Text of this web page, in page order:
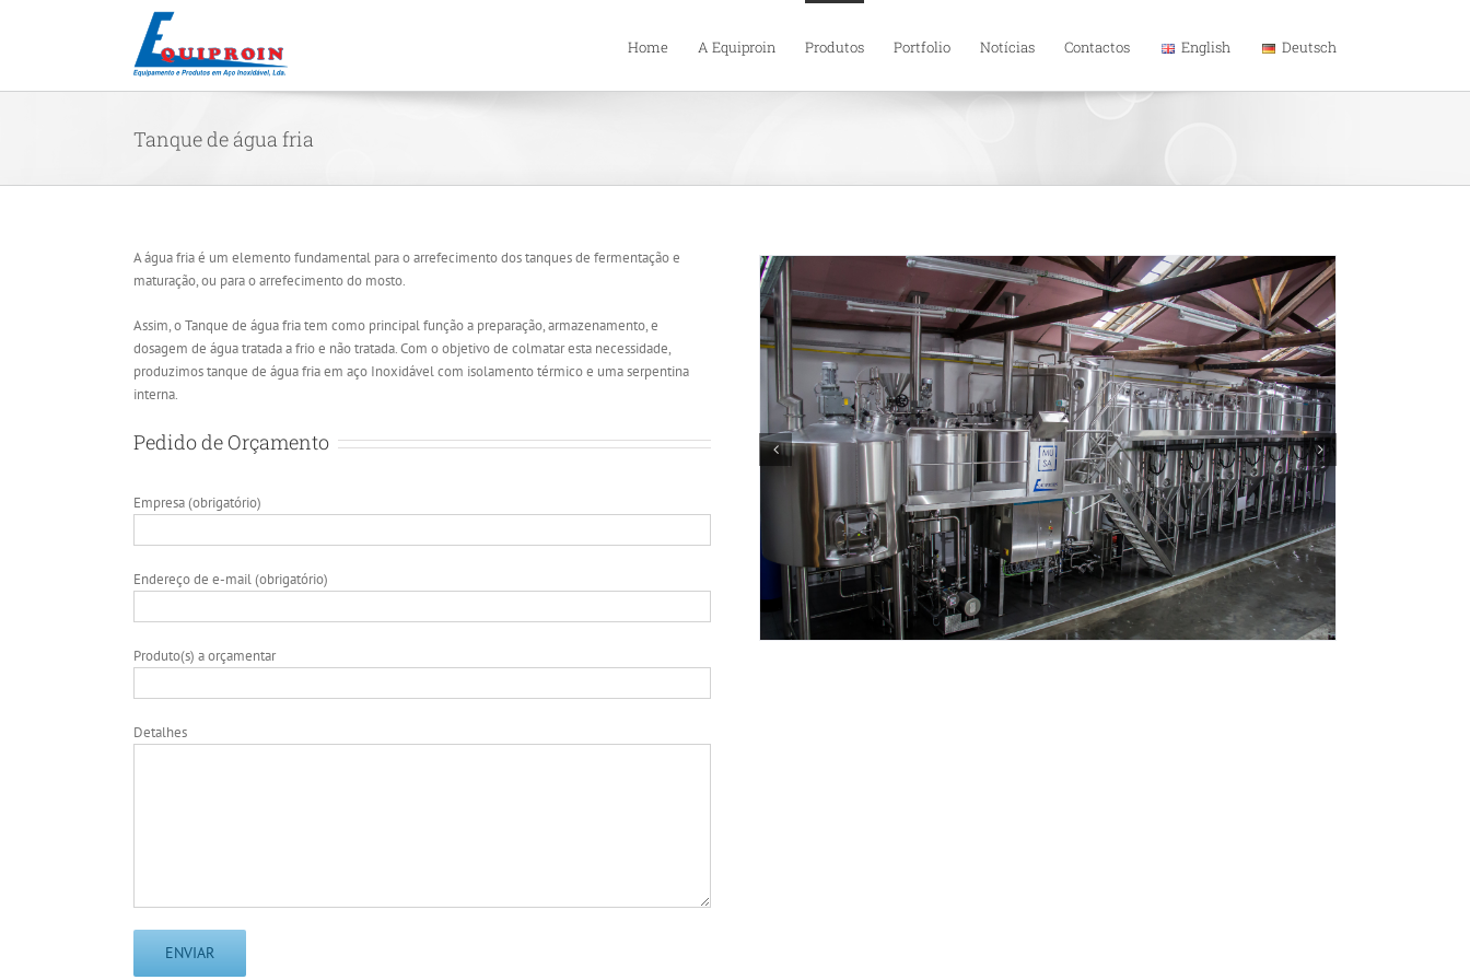
Home A Equiproin Produtos Portfolio Notícias Contactos English Deutsch
Tanque de água fria
A água fria é um elemento fundamental para o arrefecimento dos tanques de fermentação e
maturação, ou para o arrefecimento do mosto.
Assim, o Tanque de água fria tem como principal função a preparação, armazenamento, e
dosagem de água tratada a frio e não tratada. Com o objetivo de colmatar esta necessidade,
produzimos tanque de água fria em aço Inoxidável com isolamento térmico e uma serpentina
interna.
Pedido de Orçamento
Empresa (obrigatório)
Endereço de e-mail (obrigatório)
Produto(s) a orçamentar
Detalhes